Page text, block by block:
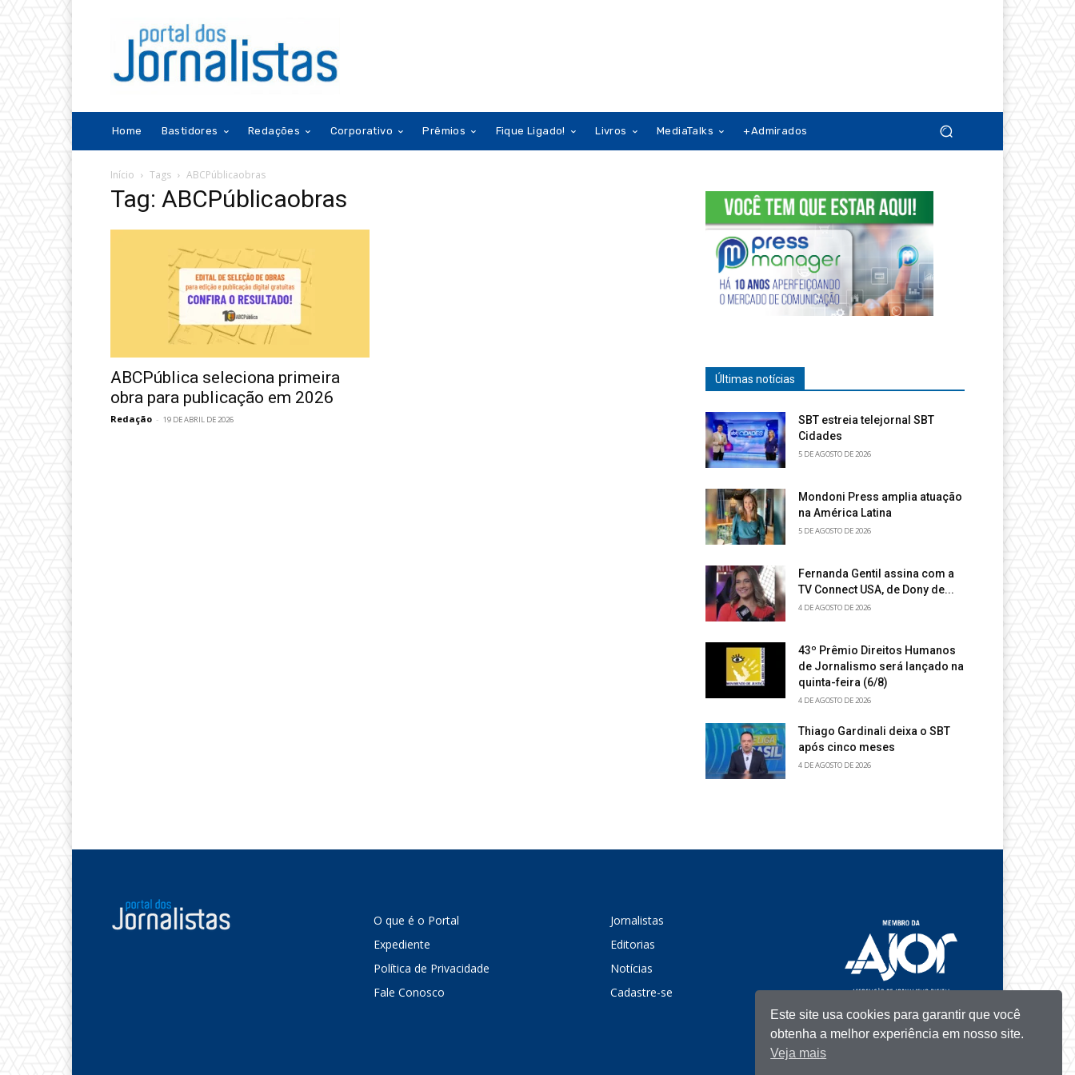
Home Bastidores Redações Corporativo Prêmios Fique Ligado! Livros MediaTalks +Admirados
Início Tags ABCPúblicaobras
Tag: ABCPúblicaobras
ABCPública seleciona primeira
obra para publicação em 2026
Redação - 19 DE ABRIL DE 2026
Últimas notícias
SBT estreia telejornal SBT
Cidades
5 DE AGOSTO DE 2026
Mondoni Press amplia atuação
na América Latina
5 DE AGOSTO DE 2026
Fernanda Gentil assina com a
TV Connect USA, de Dony de...
4 DE AGOSTO DE 2026
43º Prêmio Direitos Humanos
de Jornalismo será lançado na
quinta-feira (6/8)
4 DE AGOSTO DE 2026
Thiago Gardinali deixa o SBT
após cinco meses
4 DE AGOSTO DE 2026
O que é o Portal
Expediente
Política de Privacidade
Fale Conosco
Jornalistas
Editorias
Notícias
Cadastre-se
Este site usa cookies para garantir que você
obtenha a melhor experiência em nosso site.
Veja mais